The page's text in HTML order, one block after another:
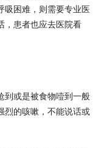
吸困难，则需要专业医
，患者也应去医院看
到或是被食物噎到一般
烈的咳嗽，不能说话或